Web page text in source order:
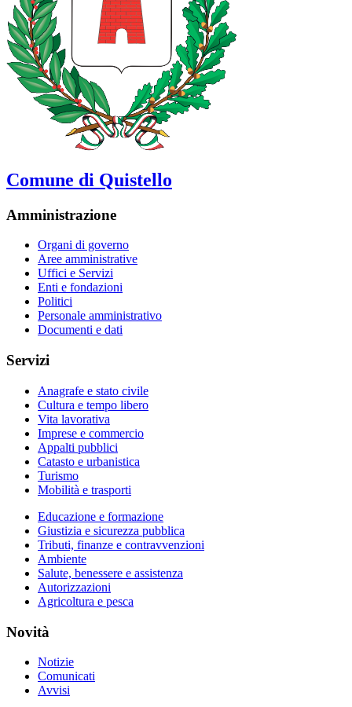
Comune di Quistello
Amministrazione
Organi di governo
Aree amministrative
Uffici e Servizi
Enti e fondazioni
Politici
Personale amministrativo
Documenti e dati
Servizi
Anagrafe e stato civile
Cultura e tempo libero
Vita lavorativa
Imprese e commercio
Appalti pubblici
Catasto e urbanistica
Turismo
Mobilità e trasporti
Educazione e formazione
Giustizia e sicurezza pubblica
Tributi, finanze e contravvenzioni
Ambiente
Salute, benessere e assistenza
Autorizzazioni
Agricoltura e pesca
Novità
Notizie
Comunicati
Avvisi